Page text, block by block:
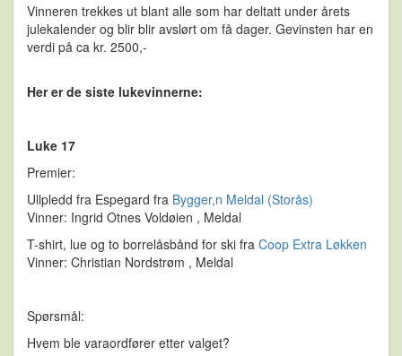
Vinneren trekkes ut blant alle som har deltatt under årets
julekalender og blir blir avslørt om få dager. Gevinsten har en
verdi på ca kr. 2500,-
Her er de siste lukevinnerne:
Luke 17
Premier:
Ullpledd fra Espegard fra Bygger,n Meldal (Storås)
Vinner: Ingrid Otnes Voldøien , Meldal
T-shirt, lue og to borrelåsbånd for ski fra Coop Extra Løkken
Vinner: Christian Nordstrøm , Meldal
Spørsmål:
Hvem ble varaordfører etter valget?